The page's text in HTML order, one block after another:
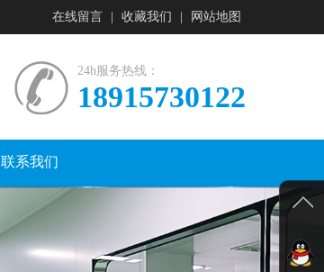
在线留言 收藏我们 网站地图
24h服务热线：
18915730122
联系我们